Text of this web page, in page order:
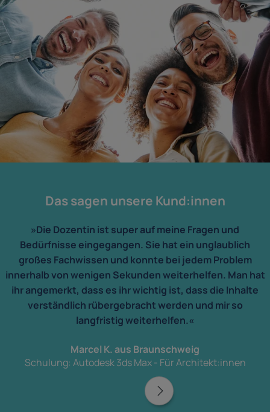
Das sagen unsere Kund:innen
»Die Dozentin ist super auf meine Fragen und
Bedürfnisse eingegangen. Sie hat ein unglaublich
großes Fachwissen und konnte bei jedem Problem
innerhalb von wenigen Sekunden weiterhelfen. Man hat
ihr angemerkt, dass es ihr wichtig ist, dass die Inhalte
verständlich rübergebracht werden und mir so
langfristig weiterhelfen.«
Marcel K. aus Braunschweig
Schulung: Autodesk 3ds Max - Für Architekt:innen